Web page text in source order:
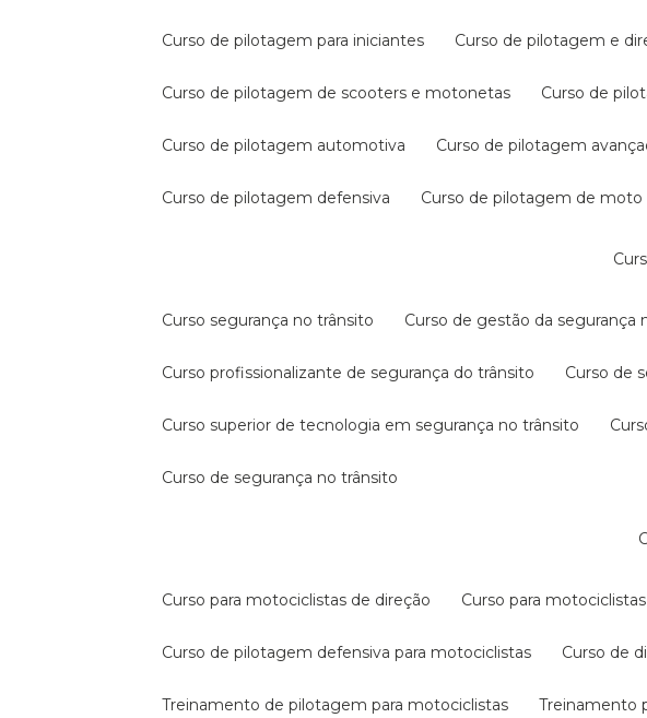
curso de pilotagem para iniciantes curso de pilotagem e
curso de pilotagem de scooters e motonetas curso de
curso de pilotagem automotiva curso de pilotagem
curso de pilotagem defensiva curso de pilotagem de moto
curso segurança no trânsito curso de gestão da segurança
curso profissionalizante de segurança do trânsito curso de
curso superior de tecnologia em segurança no trânsito
curso de segurança no trânsito
curso para motociclistas de direção curso para
curso de pilotagem defensiva para motociclistas curso de
treinamento de pilotagem para motociclistas treinamento